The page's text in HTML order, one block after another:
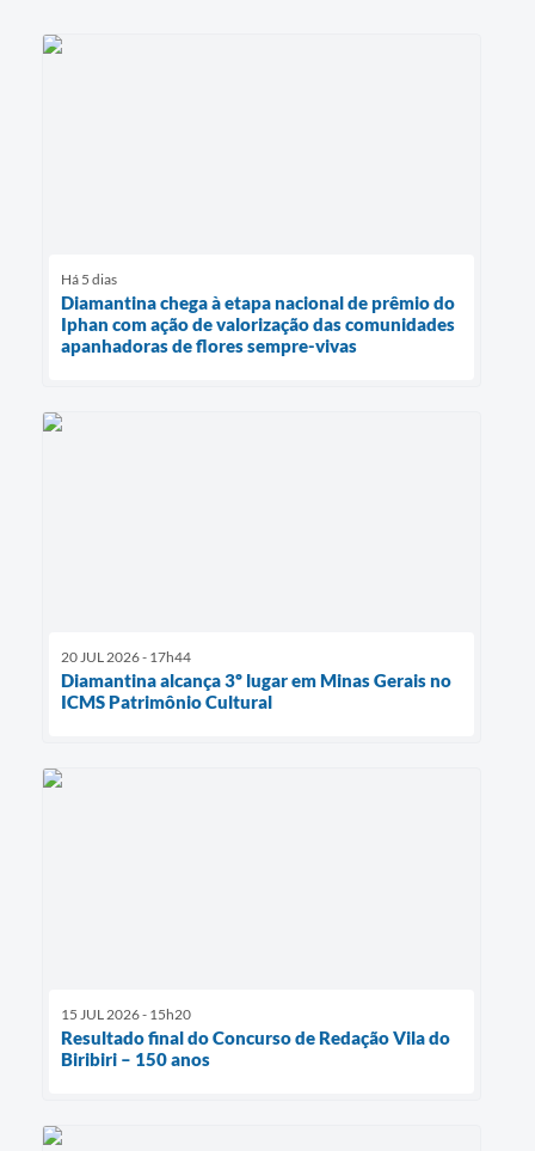
Há 5 dias
Diamantina chega à etapa nacional de prêmio do
Iphan com ação de valorização das comunidades
apanhadoras de flores sempre-vivas
20 JUL 2026 - 17h44
Diamantina alcança 3º lugar em Minas Gerais no
ICMS Patrimônio Cultural
15 JUL 2026 - 15h20
Resultado final do Concurso de Redação Vila do
Biribiri – 150 anos